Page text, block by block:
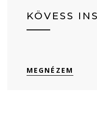
KÖVESS
MEGNÉZEM